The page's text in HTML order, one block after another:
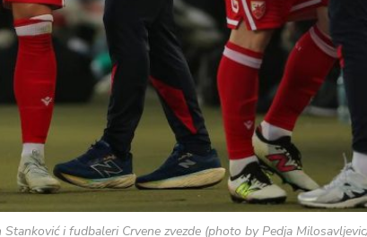
Stanković i fudbaleri Crvene zvezde (photo by Pedja